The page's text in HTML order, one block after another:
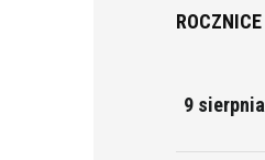
ROCZNICE
9 sierpnia